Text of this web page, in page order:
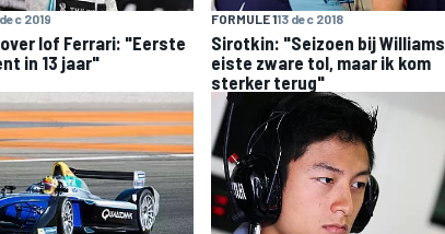
2019
lof Ferrari: "Eerste
in 13 jaar"
FORMULE 113 dec 2018
Sirotkin: "Seizoen bij Williams
eiste zware tol, maar ik kom
sterker terug"